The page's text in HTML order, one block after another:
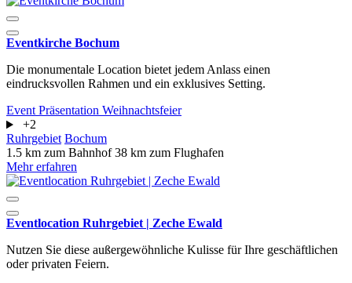
Eventkirche Bochum
Die monumentale Location bietet jedem Anlass einen
eindrucksvollen Rahmen und ein exklusives Setting.
Event Präsentation Weihnachtsfeier
+2
Ruhrgebiet Bochum
1.5 km zum Bahnhof38 km zum Flughafen
Mehr erfahren
Eventlocation Ruhrgebiet | Zeche Ewald
Nutzen Sie diese außergewöhnliche Kulisse für Ihre geschäftlichen
oder privaten Feiern.